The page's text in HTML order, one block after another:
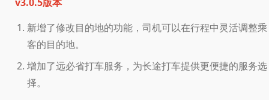
新增了修改目的地的功能，司机可以在行程中灵活调整乘
客的目的地。
增加了远必省打车服务，为长途打车提供更便捷的服务选
择。